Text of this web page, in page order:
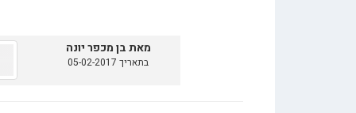
מאת בן מכפר יונה
בתאריך 05-02-2017